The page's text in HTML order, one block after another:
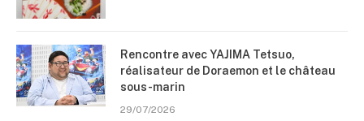
Rencontre avec YAJIMA Tetsuo,
réalisateur de Doraemon et le château
sous-marin
29/07/2026